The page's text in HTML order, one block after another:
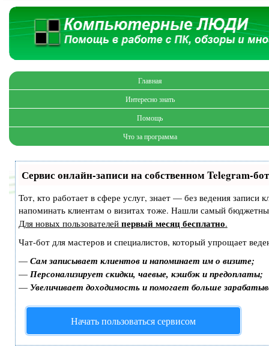
Главная
Интересно знать
Помощь
Что за программа
Сервис онлайн-записи на собственном Telegram-
Тот, кто работает в сфере услуг, знает — без ведения
напоминать клиентам о визитах тоже. Нашли самый
Для новых пользователей первый месяц бесплатно.
Чат-бот для мастеров и специалистов, который упрощает
— Сам записывает клиентов и напоминает им о визите;
— Персонализирует скидки, чаевые, кэшбэк и предоплаты;
— Увеличивает доходимость и помогает больше
Начать пользоваться сервисом